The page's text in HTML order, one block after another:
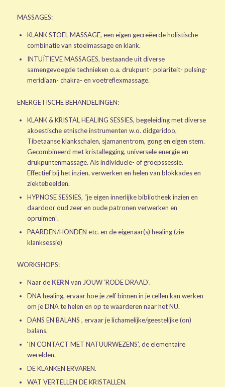
MASSAGES:
KLANK STOEL MASSAGE, een eigen gecreëerde holistische
combinatie van stoelmassage en klank.
INTUÏTIEVE MASSAGES, bestaande uit diverse
samengevoegde technieken o.a. drukpunt- polariteit- pulsing-
meridiaan- chakra- en voetreflexmassage.
ENERGETISCHE BEHANDELINGEN:
KLANK & KRISTAL HEALING SESSIES, begeleiding met diverse
akoestische etnische instrumenten w.o. didgeridoo,
Tibetaanse klankschalen, sjamanentrom, gong en eigen stem.
Gecombineerd met kristallegging, universele energie en
drukpuntenmassage. Als individuele- of groepssessie.
Effectief bij het inzien, verwerken en helen van blokkades en
ziektebeelden.
HYPNOSE SESSIES, “je eigen innerlijke bibliotheek inzien en
daardoor oud zeer en oude patronen verwerken en
opruimen”.
PAARDEN/HONDEN etc. en de eigenaar(s) healing (zie
klanksessie)
WORKSHOPS:
Naar deKERN van JOUW ‘RODE DRAAD’.
DNA healing, ervaar hoe je zelf binnen in je cellen kan werken
om je DNA te helen en op te waarderen naar het NU.
DANS EN BALANS , ervaar je lichamelijke/geestelijke (on)
balans.
‘IN CONTACT MET NATUURWEZENS’, de elementaire
werelden.
DE KLANKEN ERVAREN.
WAT VERTELLEN DE KRISTALLEN.